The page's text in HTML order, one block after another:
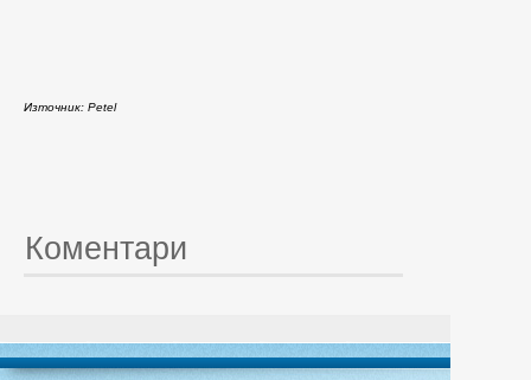
Източник: Petel
Коментари